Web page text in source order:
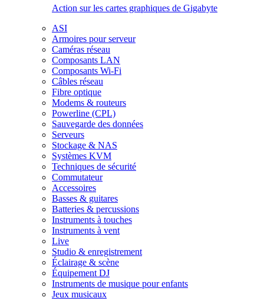
Action sur les cartes graphiques de Gigabyte
ASI
Armoires pour serveur
Caméras réseau
Composants LAN
Composants Wi-Fi
Câbles réseau
Fibre optique
Modems & routeurs
Powerline (CPL)
Sauvegarde des données
Serveurs
Stockage & NAS
Systèmes KVM
Techniques de sécurité
Commutateur
Accessoires
Basses & guitares
Batteries & percussions
Instruments à touches
Instruments à vent
Live
Studio & enregistrement
Éclairage & scène
Équipement DJ
Instruments de musique pour enfants
Jeux musicaux